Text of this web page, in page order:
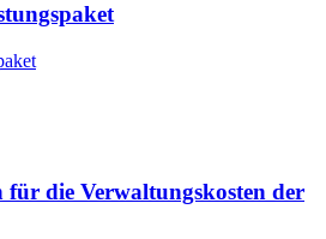
für die Verwaltungskosten der